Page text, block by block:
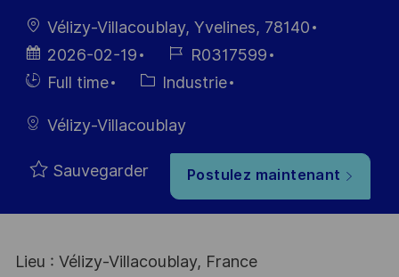
localisation
Vélizy-Villacoublay, Yvelines, 78140
Date
d’affichage
2026-02-19
Référence
du poste
R0317599
HiringFull time Catégorie
Industrie
Vélizy-Villacoublay
Sauvegarder Postulez maintenant
Lieu : Vélizy-Villacoublay, France